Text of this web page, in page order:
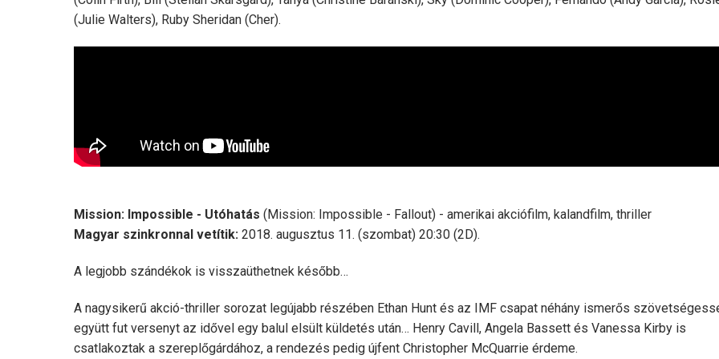
(Julie Walters), Ruby Sheridan (Cher).
Mission: Impossible - Utóhatás (Mission: Impossible - Fallout) - amerikai akciófilm, kalandfilm, thriller
Magyar szinkronnal vetítik:2018. augusztus 11. (szombat) 20:30 (2D).
A legjobb szándékok is visszaüthetnek később…
A nagysikerű akció-thriller sorozat legújabb részében Ethan Hunt és az IMF csapat néhány ismerős
együtt fut versenyt az idővel egy balul elsült küldetés után… Henry Cavill, Angela Bassett és Vanessa Kirby is
csatlakoztak a szereplőgárdához, a rendezés pedig újfent Christopher McQuarrie érdeme.